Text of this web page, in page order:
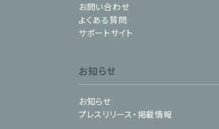
お問い合わせ
よくある質問
サポートサイト
お知らせ
お知らせ
プレスリリース・掲載情報